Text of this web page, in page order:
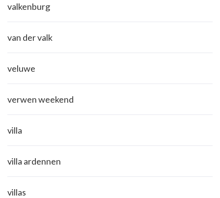
valkenburg
van der valk
veluwe
verwen weekend
villa
villa ardennen
villas